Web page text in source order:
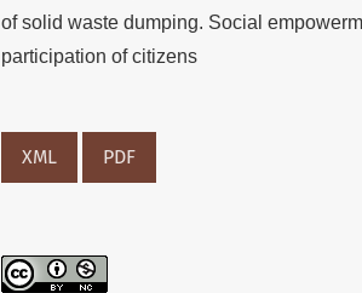
of solid waste dumping. Social
participation of citizens
XML PDF